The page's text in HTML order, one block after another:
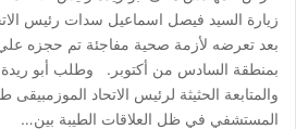
زيارة السيد فيصل اسماعيل سدات رئيس
بعد تعرضه لأزمة صحية مفاجئة تم حجزه
بمنطقة السادس من أكتوبر. وطلب أبو ريدة
والمتابعة الحثيثة لرئيس الاتحاد
المستشفي في ظل العلاقات الطيبة بين…